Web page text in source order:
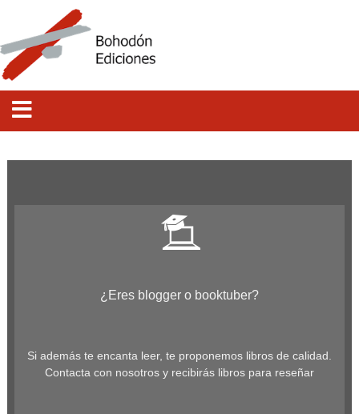
¿Eres blogger o booktuber?
Si además te encanta leer, te proponemos libros de calidad.
Contacta con nosotros y recibirás libros para reseñar